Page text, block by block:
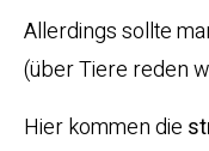
Allerdings sollte
(über Tiere reden
Hier kommen die